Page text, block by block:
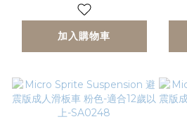
2-5歲兒童滑板車
加入購物車